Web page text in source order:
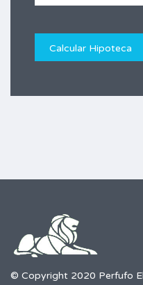
© Copyright 2020 Perfufo